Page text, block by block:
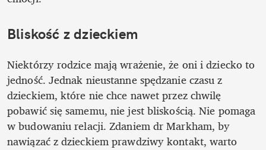
Bliskość z dzieckiem
Niektórzy rodzice mają wrażenie, że oni i dziecko to
jedność. Jednak nieustanne spędzanie czasu z
dzieckiem, które nie chce nawet przez chwilę
pobawić się samemu, nie jest bliskością. Nie pomaga
w budowaniu relacji. Zdaniem dr Markham, by
nawiązać z dzieckiem prawdziwy kontakt, warto